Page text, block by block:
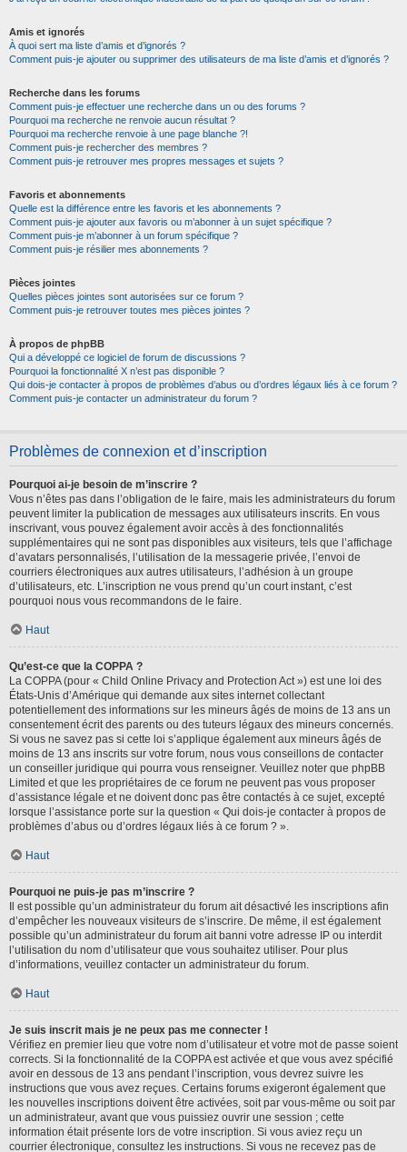
Amis et ignorés
À quoi sert ma liste d’amis et d’ignorés ?
Comment puis-je ajouter ou supprimer des utilisateurs de ma liste d’amis et d’ignorés ?
Recherche dans les forums
Comment puis-je effectuer une recherche dans un ou des forums ?
Pourquoi ma recherche ne renvoie aucun résultat ?
Pourquoi ma recherche renvoie à une page blanche ?!
Comment puis-je rechercher des membres ?
Comment puis-je retrouver mes propres messages et sujets ?
Favoris et abonnements
Quelle est la différence entre les favoris et les abonnements ?
Comment puis-je ajouter aux favoris ou m’abonner à un sujet spécifique ?
Comment puis-je m’abonner à un forum spécifique ?
Comment puis-je résilier mes abonnements ?
Pièces jointes
Quelles pièces jointes sont autorisées sur ce forum ?
Comment puis-je retrouver toutes mes pièces jointes ?
À propos de phpBB
Qui a développé ce logiciel de forum de discussions ?
Pourquoi la fonctionnalité X n’est pas disponible ?
Qui dois-je contacter à propos de problèmes d’abus ou d’ordres légaux liés à ce forum ?
Comment puis-je contacter un administrateur du forum ?
Problèmes de connexion et d’inscription
Pourquoi ai-je besoin de m’inscrire ?
Vous n’êtes pas dans l’obligation de le faire, mais les administrateurs du forum
peuvent limiter la publication de messages aux utilisateurs inscrits. En vous
inscrivant, vous pouvez également avoir accès à des fonctionnalités
supplémentaires qui ne sont pas disponibles aux visiteurs, tels que l’affichage
d’avatars personnalisés, l’utilisation de la messagerie privée, l’envoi de
courriers électroniques aux autres utilisateurs, l’adhésion à un groupe
d’utilisateurs, etc. L’inscription ne vous prend qu’un court instant, c’est
pourquoi nous vous recommandons de le faire.
Haut
Qu’est-ce que la COPPA ?
La COPPA (pour « Child Online Privacy and Protection Act ») est une loi des
États-Unis d’Amérique qui demande aux sites internet collectant
potentiellement des informations sur les mineurs âgés de moins de 13 ans un
consentement écrit des parents ou des tuteurs légaux des mineurs concernés.
Si vous ne savez pas si cette loi s’applique également aux mineurs âgés de
moins de 13 ans inscrits sur votre forum, nous vous conseillons de contacter
un conseiller juridique qui pourra vous renseigner. Veuillez noter que phpBB
Limited et que les propriétaires de ce forum ne peuvent pas vous proposer
d’assistance légale et ne doivent donc pas être contactés à ce sujet, excepté
lorsque l’assistance porte sur la question « Qui dois-je contacter à propos de
problèmes d’abus ou d’ordres légaux liés à ce forum ? ».
Haut
Pourquoi ne puis-je pas m’inscrire ?
Il est possible qu’un administrateur du forum ait désactivé les inscriptions afin
d’empêcher les nouveaux visiteurs de s’inscrire. De même, il est également
possible qu’un administrateur du forum ait banni votre adresse IP ou interdit
l’utilisation du nom d’utilisateur que vous souhaitez utiliser. Pour plus
d’informations, veuillez contacter un administrateur du forum.
Haut
Je suis inscrit mais je ne peux pas me connecter !
Vérifiez en premier lieu que votre nom d’utilisateur et votre mot de passe soient
corrects. Si la fonctionnalité de la COPPA est activée et que vous avez spécifié
avoir en dessous de 13 ans pendant l’inscription, vous devrez suivre les
instructions que vous avez reçues. Certains forums exigeront également que
les nouvelles inscriptions doivent être activées, soit par vous-même ou soit par
un administrateur, avant que vous puissiez ouvrir une session ; cette
information était présente lors de votre inscription. Si vous aviez reçu un
courrier électronique, consultez les instructions. Si vous ne recevez pas de